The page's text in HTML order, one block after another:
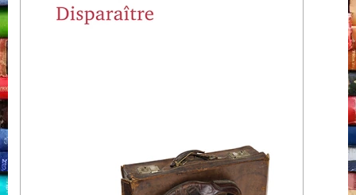
Noroît,